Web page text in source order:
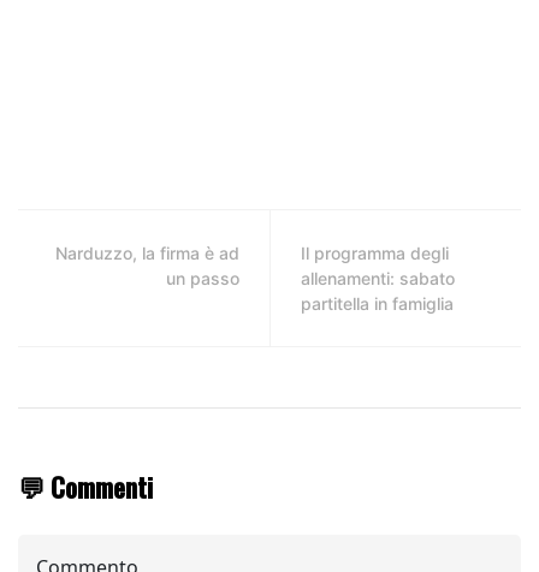
Narduzzo, la firma è ad
un passo
Il programma degli
allenamenti: sabato
partitella in famiglia
💬 Commenti